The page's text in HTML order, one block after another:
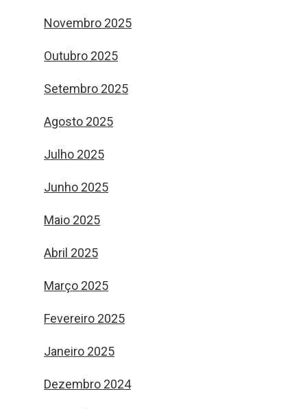
Novembro 2025
Outubro 2025
Setembro 2025
Agosto 2025
Julho 2025
Junho 2025
Maio 2025
Abril 2025
Março 2025
Fevereiro 2025
Janeiro 2025
Dezembro 2024